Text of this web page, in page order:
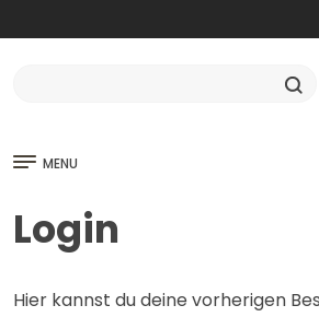
MENU
Login
Hier kannst du deine vorherigen